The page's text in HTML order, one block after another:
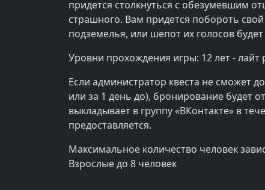
придется столкнуться с обезумевшим
страшного. Вам придется побороть
подземелья, или шепот их голосов будет
Уровни прохождения игры: 12 лет -
Если администратор квеста не сможет
или за 1 день до), бронирование будет
выкладывает в группу «ВКонтакте» в
предоставляется.
Максимальное количество человек
Взрослые до 8 человек